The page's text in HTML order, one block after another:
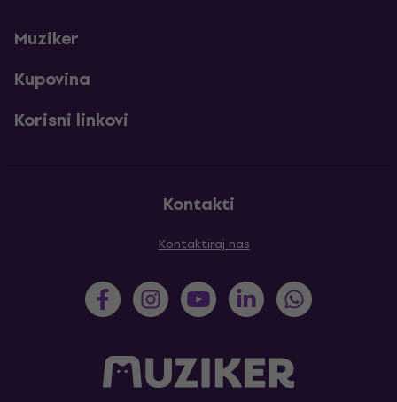
Muziker
Kupovina
Korisni linkovi
Kontakti
Kontaktiraj nas